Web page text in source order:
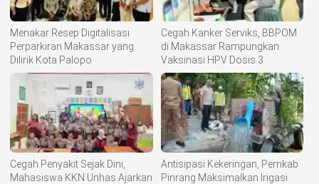
Menakar Resep Digitalisasi
Perparkiran Makassar yang
Dilirik Kota Palopo
Cegah Kanker Serviks, BBPOM
di Makassar Rampungkan
Vaksinasi HPV Dosis 3
Cegah Penyakit Sejak Dini,
Mahasiswa KKN Unhas Ajarkan
Antisipasi Kekeringan, Pemkab
Pinrang Maksimalkan Irigasi